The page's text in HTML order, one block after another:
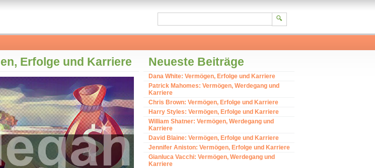
Erfolge und Karriere Neueste Beiträge
Dana White: Vermögen, Erfolge und Karriere
Patrick Mahomes: Vermögen, Werdegang und
Karriere
Chris Brown: Vermögen, Erfolge und Karriere
Harry Styles: Vermögen, Erfolge und Karriere
William Shatner: Vermögen, Werdegang und
Karriere
David Blaine: Vermögen, Erfolge und Karriere
Jennifer Aniston: Vermögen, Erfolge und Karriere
Gianluca Vacchi: Vermögen, Werdegang und
Karriere